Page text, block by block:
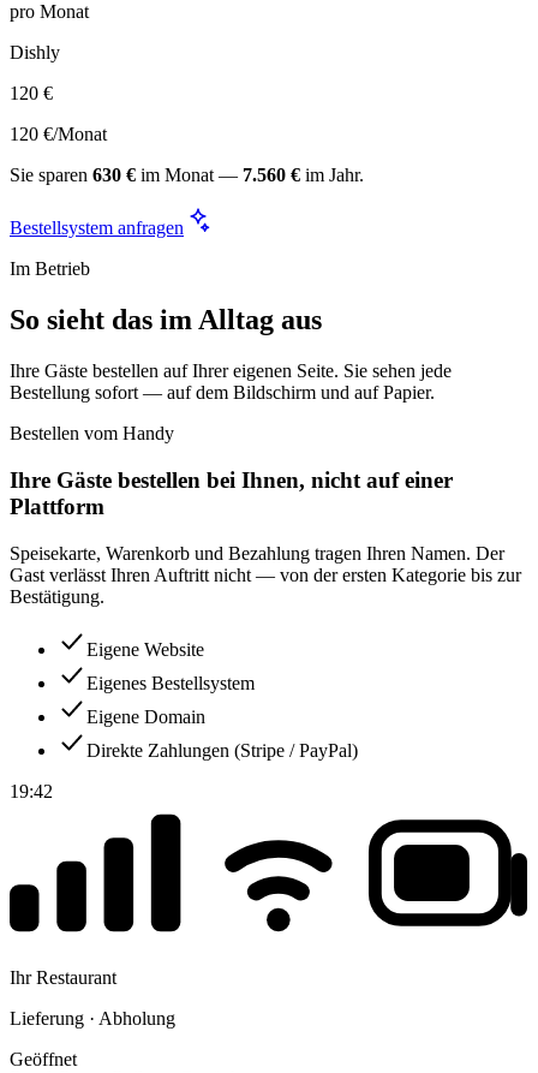
pro Monat
Dishly
120 €
120 €/Monat
Sie sparen 630 € im Monat — 7.560 € im Jahr.
Bestellsystem anfragen
Im Betrieb
So sieht das im Alltag aus
Ihre Gäste bestellen auf Ihrer eigenen Seite. Sie sehen jede
Bestellung sofort — auf dem Bildschirm und auf Papier.
Bestellen vom Handy
Ihre Gäste bestellen bei Ihnen, nicht auf einer
Plattform
Speisekarte, Warenkorb und Bezahlung tragen Ihren Namen. Der
Gast verlässt Ihren Auftritt nicht — von der ersten Kategorie bis zur
Bestätigung.
Eigene Website
Eigenes Bestellsystem
Eigene Domain
Direkte Zahlungen (Stripe / PayPal)
19:42
Ihr Restaurant
Lieferung · Abholung
Geöffnet